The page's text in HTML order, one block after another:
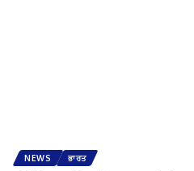
NEWS ਭਾਰਤ